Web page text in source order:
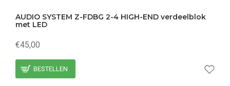
AUDIO SYSTEM Z-FDBG 2-4 HIGH-END verdeelblok
met LED
€45,00
BESTELLEN